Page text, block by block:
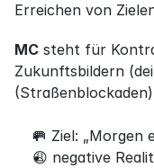
Erreichen von
MC steht für
Zukunftsbildern
🥅 Ziel: „Morgen
😩 negative